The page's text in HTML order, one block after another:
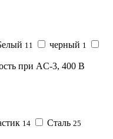
11 черный 1
при AC-3, 400 В
14 Сталь 25